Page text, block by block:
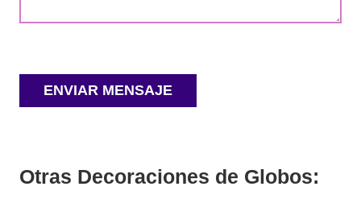
Otras Decoraciones de Globos: